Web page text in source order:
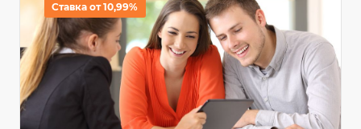
Ставка от 10,99%